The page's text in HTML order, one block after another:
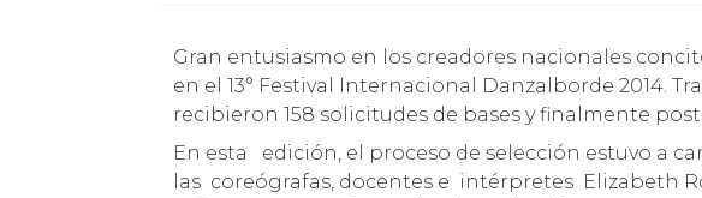
Gran entusiasmo en los creadores nacionales concitó la convocatoria de participación
en el 13° Festival Internacional Danzalborde 2014.
recibieron 158 solicitudes de bases y finalmente
En esta edición, el proceso de selección estuvo a
las coreógrafas, docentes e intérpretes Elizabeth